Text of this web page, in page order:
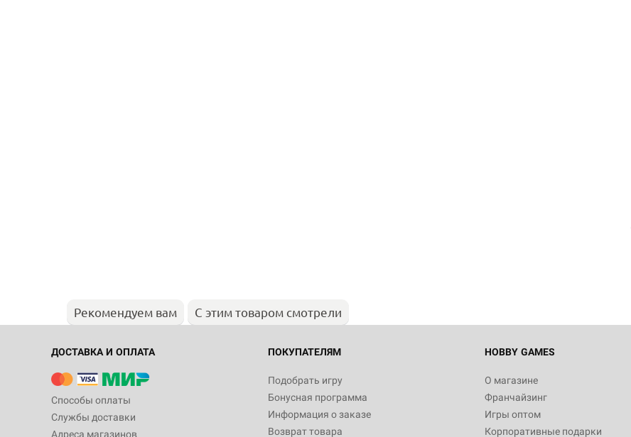
Рекомендуем вам С этим товаром смотрели
ДОСТАВКА И ОПЛАТА
Способы оплаты
Службы доставки
Адреса магазинов
ПОКУПАТЕЛЯМ
Подобрать игру
Бонусная программа
Информация о заказе
Возврат товара
HOBBY GAMES
О магазине
Франчайзинг
Игры оптом
Корпоративные подарки